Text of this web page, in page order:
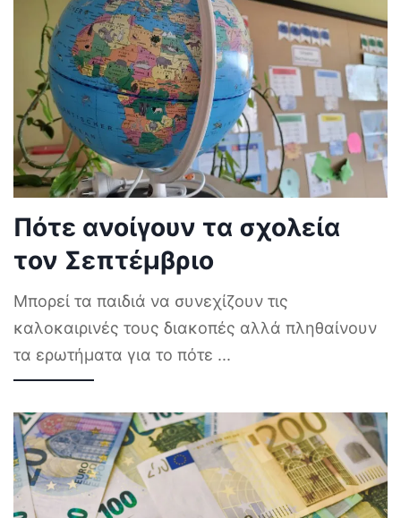
Πότε ανοίγουν τα σχολεία
τον Σεπτέμβριο
Μπορεί τα παιδιά να συνεχίζουν τις
καλοκαιρινές τους διακοπές αλλά πληθαίνουν
τα ερωτήματα για το πότε ...